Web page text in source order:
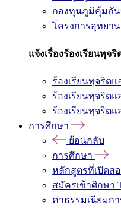
กองทุนภูมิคุ้มกัน
โครงการอุทยา
แจ้งเรื่องร้องเรียนทุจริ
ร้องเรียนทุจริต
ร้องเรียนทุจริต
ร้องเรียนทุจริต
การศึกษา
ย้อนกลับ
การศึกษา
หลักสูตรที่เปิดส
สมัครเข้าศึกษา
ค่าธรรมเนียมก